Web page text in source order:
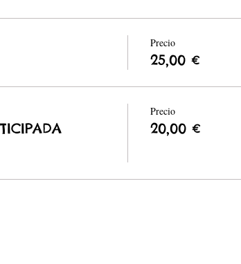
Precio
25,00 €
Precio
20,00 €